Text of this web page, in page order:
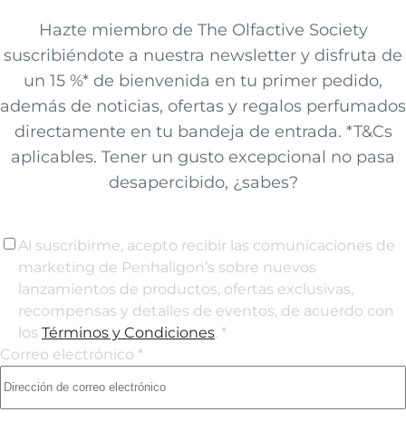
Hazte miembro de The Olfactive Society
suscribiéndote a nuestra newsletter y disfruta de
un 15 %* de bienvenida en tu primer pedido,
además de noticias, ofertas y regalos perfumados
directamente en tu bandeja de entrada. *T&Cs
aplicables. Tener un gusto excepcional no pasa
desapercibido, ¿sabes?
Al suscribirme, acepto recibir las comunicaciones de
marketing de Penhaligon’s sobre nuevos
lanzamientos de productos, ofertas exclusivas,
recompensas y detalles de eventos, de acuerdo con
los Términos y Condiciones. *
Correo electrónico *